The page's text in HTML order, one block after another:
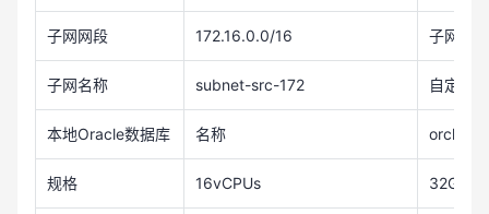
子网网段 172.16.0.0/16 子网选
子网名称 subnet-src-172 自定义
本地Oracle数据库 名称 orcl
规格 16vCPUs 32GB